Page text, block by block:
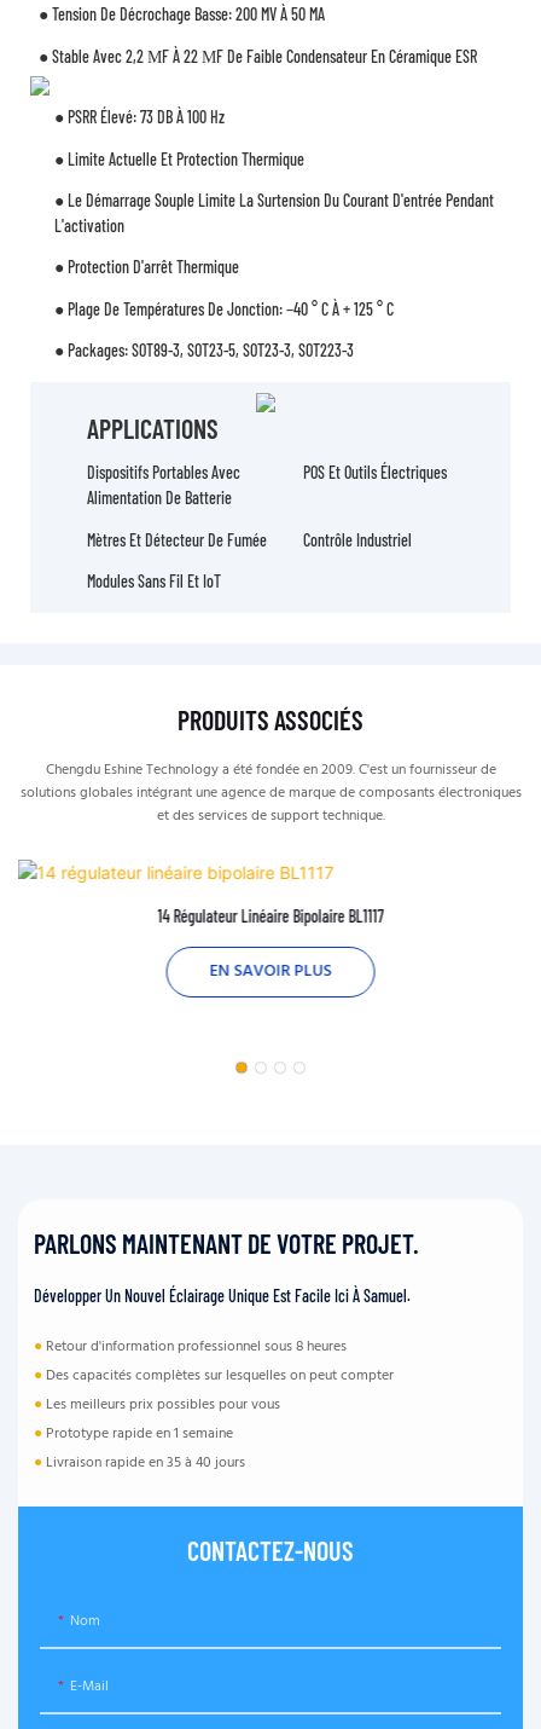
● Tension De Décrochage Basse: 200 MV À 50 MA
● Stable Avec 2,2 ΜF À 22 ΜF De Faible Condensateur En Céramique ESR
● PSRR Élevé: 73 DB À 100 Hz
● Limite Actuelle Et Protection Thermique
● Le Démarrage Souple Limite La Surtension Du Courant D'entrée Pendant
L'activation
● Protection D'arrêt Thermique
● Plage De Températures De Jonction: −40 ° C À + 125 ° C
● Packages: SOT89-3, SOT23-5, SOT23-3, SOT223-3
APPLICATIONS
Dispositifs Portables Avec
Alimentation De Batterie
POS Et Outils Électriques
Mètres Et Détecteur De Fumée Contrôle Industriel
Modules Sans Fil Et IoT
PRODUITS ASSOCIÉS
Chengdu Eshine Technology a été fondée en 2009. C'est un fournisseur de
solutions globales intégrant une agence de marque de composants électroniques
et des services de support technique.
14 Régulateur Linéaire Bipolaire BL1117
EN SAVOIR PLUS
PARLONS MAINTENANT DE VOTRE PROJET.
Développer Un Nouvel Éclairage Unique Est Facile Ici À Samuel.
● Retour d'information professionnel sous 8 heures
● Des capacités complètes sur lesquelles on peut compter
● Les meilleurs prix possibles pour vous
● Prototype rapide en 1 semaine
● Livraison rapide en 35 à 40 jours
CONTACTEZ-NOUS
Nom
E-Mail